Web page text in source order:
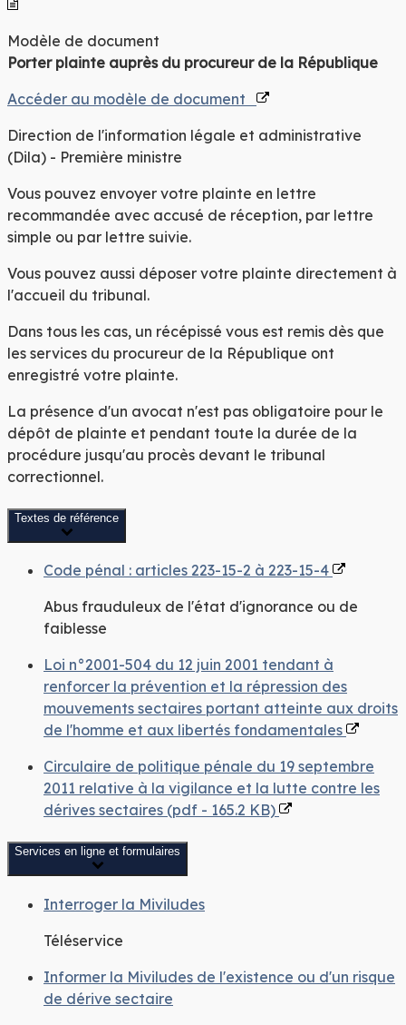
Modèle de document
Porter plainte auprès du procureur de la République
Accéder au modèle de document
Direction de l'information légale et administrative
(Dila) - Première ministre
Vous pouvez envoyer votre plainte en lettre
recommandée avec accusé de réception, par lettre
simple ou par lettre suivie.
Vous pouvez aussi déposer votre plainte directement à
l'accueil du tribunal.
Dans tous les cas, un récépissé vous est remis dès que
les services du procureur de la République ont
enregistré votre plainte.
La présence d'un avocat n'est pas obligatoire pour le
dépôt de plainte et pendant toute la durée de la
procédure jusqu'au procès devant le tribunal
correctionnel.
Textes de référence
Code pénal : articles 223-15-2 à 223-15-4
Abus frauduleux de l'état d'ignorance ou de
faiblesse
Loi n°2001-504 du 12 juin 2001 tendant à
renforcer la prévention et la répression des
mouvements sectaires portant atteinte aux droits
de l'homme et aux libertés fondamentales
Circulaire de politique pénale du 19 septembre
2011 relative à la vigilance et la lutte contre les
dérives sectaires (pdf - 165.2 KB)
Services en ligne et formulaires
Interroger la Miviludes
Téléservice
Informer la Miviludes de l'existence ou d'un risque
de dérive sectaire